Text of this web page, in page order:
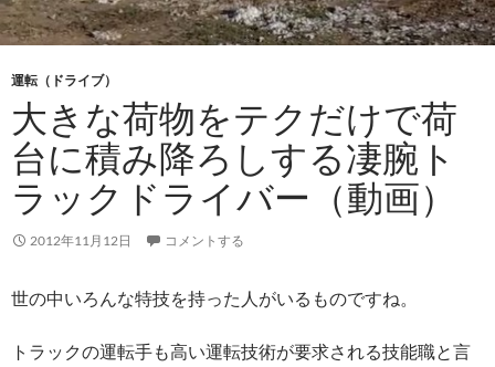
運転（ドライブ）
大きな荷物をテクだけで荷
台に積み降ろしする凄腕ト
ラックドライバー（動画）
2012年11月12日 コメントする
世の中いろんな特技を持った人がいるものですね。
トラックの運転手も高い運転技術が要求される技能職と言